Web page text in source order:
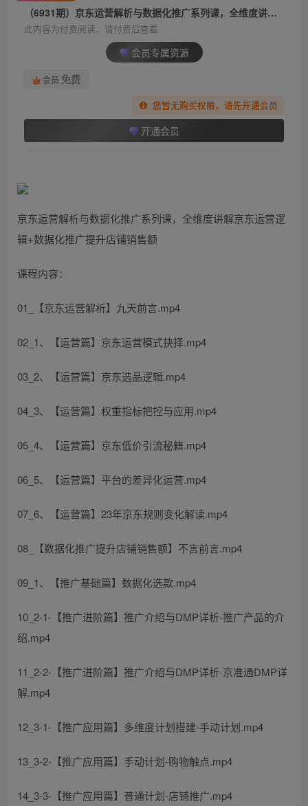
（6931期）京东运营解析与数据化推广系列课，全维度讲解京东运营逻辑+数据化推广提…
此内容为付费阅读，请付费后查看
会员专属资源
会员 免费
您暂无购买权限，请先开通会员
开通会员
京东运营解析与数据化推广系列课，全维度讲解京东运营逻
辑+数据化推广提升店铺销售额
课程内容：
01_【京东运营解析】九天前言.mp4
02_1、【运营篇】京东运营模式抉择.mp4
03_2、【运营篇】京东选品逻辑.mp4
04_3、【运营篇】权重指标把控与应用.mp4
05_4、【运营篇】京东低价引流秘籍.mp4
06_5、【运营篇】平台的差异化运营.mp4
07_6、【运营篇】23年京东规则变化解读.mp4
08_【数据化推广提升店铺销售额】不言前言.mp4
09_1、【推广基础篇】数据化选款.mp4
10_2-1-【推广进阶篇】推广介绍与DMP详析-推广产品的介
绍.mp4
11_2-2-【推广进阶篇】推广介绍与DMP详析-京准通DMP详
解.mp4
12_3-1-【推广应用篇】多维度计划搭建-手动计划.mp4
13_3-2-【推广应用篇】手动计划-购物触点.mp4
14_3-3-【推广应用篇】普通计划-店铺推广.mp4